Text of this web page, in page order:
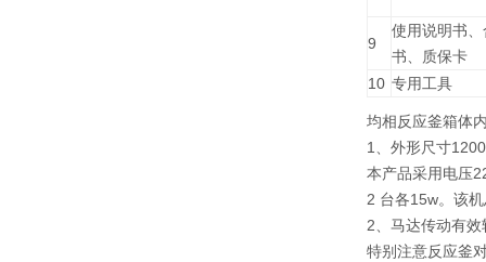
9
使用说明书、
书、质保卡
10 专用工具
均相反应釜箱体
1、外形尺寸
本产品采用电压
2 台各15w。该
2、马达传动有
特别注意反应釜